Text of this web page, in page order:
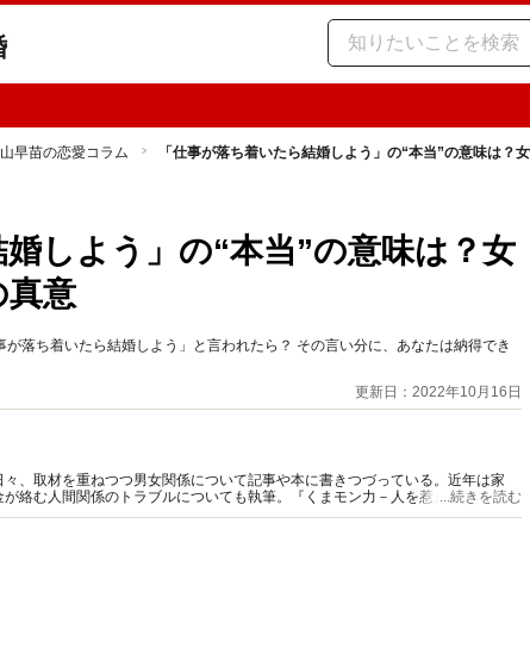
早苗の恋愛コラム 「仕事が落ち着いたら結婚しよう」の“本当”の意味は？
婚しよう」の“本当”の意味は？女
真意
落ち着いたら結婚しよう」と言われたら？ その言い分に、あなたは納得でき
更新日：2022年10月16日
、取材を重ねつつ男女関係について記事や本に書きつづっている。近年は家
絡む人間関係のトラブルについても執筆。『くまモン力－人を惹きつける愛と
...続きを読む